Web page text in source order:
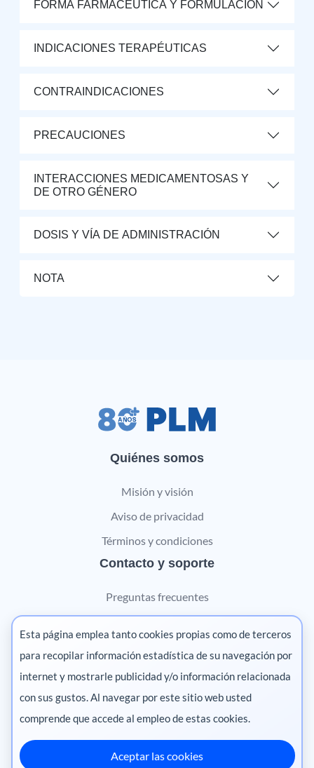
FORMA FARMACÉUTICA Y FORMULACIÓN
INDICACIONES TERAPÉUTICAS
CONTRAINDICACIONES
PRECAUCIONES
INTERACCIONES MEDICAMENTOSAS Y
DE OTRO GÉNERO
DOSIS Y VÍA DE ADMINISTRACIÓN
NOTA
Quiénes somos
Misión y visión
Aviso de privacidad
Términos y condiciones
Contacto y soporte
Preguntas frecuentes
Contáctanos
Marketing digital
Pharma
México ·
Esta página emplea tanto cookies propias como de terceros
para recopilar información estadística de su navegación por
internet y mostrarle publicidad y/o información relacionada
con sus gustos. Al navegar por este sitio web usted
comprende que accede al empleo de estas cookies.
Aceptar las cookies